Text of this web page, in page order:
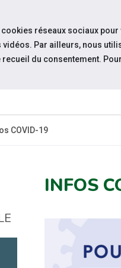
COVID-19
INFOS
réseaux sociaux
Par ailleurs, nous
recueil du consentement.